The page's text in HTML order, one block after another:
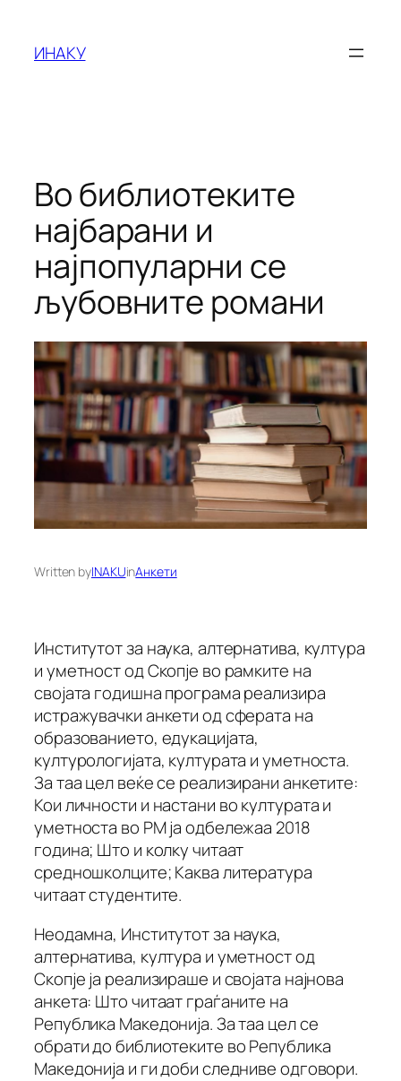
содржината
ИНАКУ
Во библиотеките
најбарани и
најпопуларни се
љубовните романи
Written byINAKUinАнкети
Институтот за наука, алтернатива, култура
и уметност од Скопје во рамките на
својата годишна програма реализира
истражувачки анкети од сферата на
образованието, едукацијата,
културологијата, културата и уметноста.
За таа цел веќе се реализирани анкетите:
Кои личности и настани во културата и
уметноста во РМ ја одбележаа 2018
година; Што и колку читаат
средношколците; Каква литература
читаат студентите.
Неодамна, Институтот за наука,
алтернатива, култура и уметност од
Скопје ја реализираше и својата најнова
анкета: Што читаат граѓаните на
Република Македонија. За таа цел се
обрати до библиотеките во Република
Македонија и ги доби следниве одговори.